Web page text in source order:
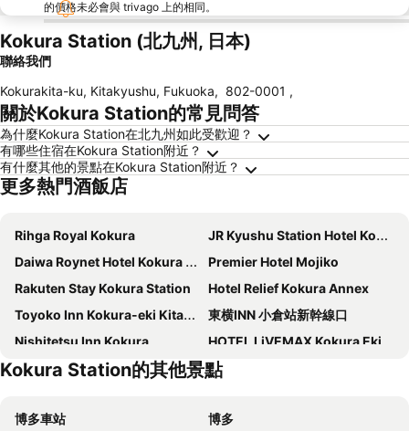
的價格未必會與 trivago 上的相同。
Kokura Station (北九州, 日本)
聯絡我們
Kokurakita-ku, Kitakyushu, Fukuoka, 802-0001 ,
關於Kokura Station的常見問答
為什麼Kokura Station在北九州如此受歡迎？
有哪些住宿在Kokura Station附近？
有什麼其他的景點在Kokura Station附近？
更多熱門酒飯店
Rihga Royal Kokura
JR Kyushu Station Hotel Kokura
Daiwa Roynet Hotel Kokura Ekimae
Premier Hotel Mojiko
Rakuten Stay Kokura Station
Hotel Relief Kokura Annex
Toyoko Inn Kokura-eki Kita-guchi
東横INN 小倉站新幹線口
Nishitetsu Inn Kokura
HOTEL LiVEMAX Kokura Ekimae
JR Kyushu Hotel Kokura
ART 新田川小倉酒店
東橫INN 小倉站南口
Comfort Hotel Kokura
Kokura Station的其他景點
博多車站
博多